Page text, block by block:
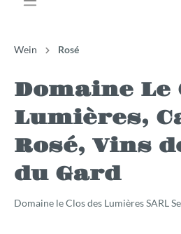
Wein Rosé
Domaine Le
Lumières,
Rosé, Vins
du Gard
Domaine le Clos des Lumières SARL